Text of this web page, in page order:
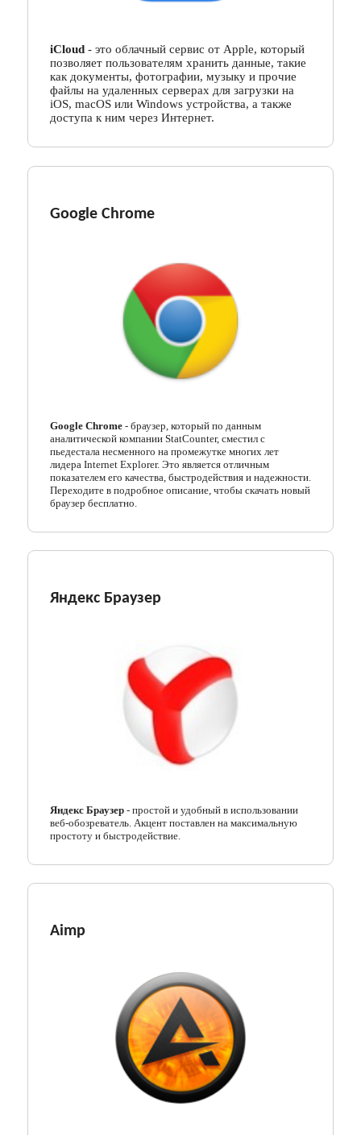
iCloud- это облачный сервис от Apple, который
позволяет пользователям хранить данные, такие
как документы, фотографии, музыку и прочие
файлы на удаленных серверах для загрузки на
iOS, macOS или Windows устройства, а также
доступа к ним через Интернет.
Google Chrome
Google Chrome- браузер, который по данным
аналитической компании StatCounter, сместил с
пьедестала несменного на промежутке многих лет
лидера Internet Explorer. Это является отличным
показателем его качества, быстродействия и надежности.
Переходите в подробное описание, чтобы скачать новый
браузер бесплатно.
Яндекс Браузер
Яндекс Браузер- простой и удобный в использовании
веб-обозреватель. Акцент поставлен на максимальную
простоту и быстродействие.
Aimp